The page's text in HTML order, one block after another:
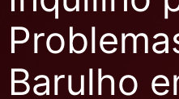
Barulho